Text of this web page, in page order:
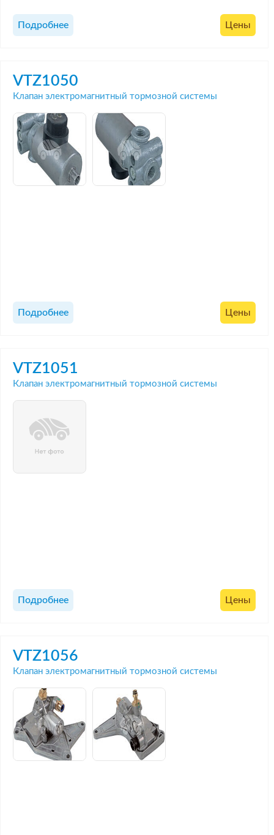
Подробнее Цены
VTZ1050
Клапан электромагнитный тормозной системы
Подробнее Цены
VTZ1051
Клапан электромагнитный тормозной системы
Подробнее Цены
VTZ1056
Клапан электромагнитный тормозной системы